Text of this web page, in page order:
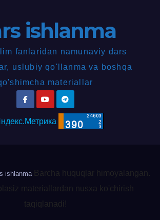
ishlanma
fanlaridan namunaviy dars
uslubiy qo'llanma va boshqa
materiallar
ishlanmaBarcha huquqlar himoyalangan.
materiallardan nusxa ko'chirish
taqiqlanadi!